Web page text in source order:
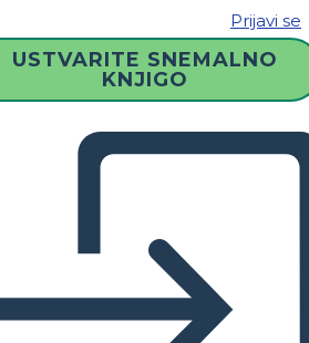
Prijavi se
USTVARITE SNEMALNO
KNJIGO